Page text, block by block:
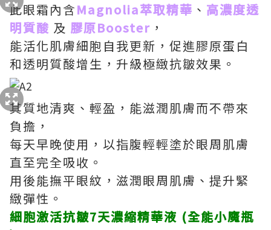
此眼霜內含Magnolia萃取精華 、 高濃度透
明質酸 及 膠原Booster ，
能活化肌膚細胞自我更新，促進膠原蛋白
和透明質酸增生，升級極緻抗皺效果。
其質地清爽、輕盈，能滋潤肌膚而不帶來
負擔，
每天早晚使用，以指腹輕輕塗於眼周肌膚
直至完全吸收。
用後能撫平眼紋，滋潤眼周肌膚、提升緊
緻彈性。
細胞激活抗皺7天濃縮精華液 (全能小魔瓶